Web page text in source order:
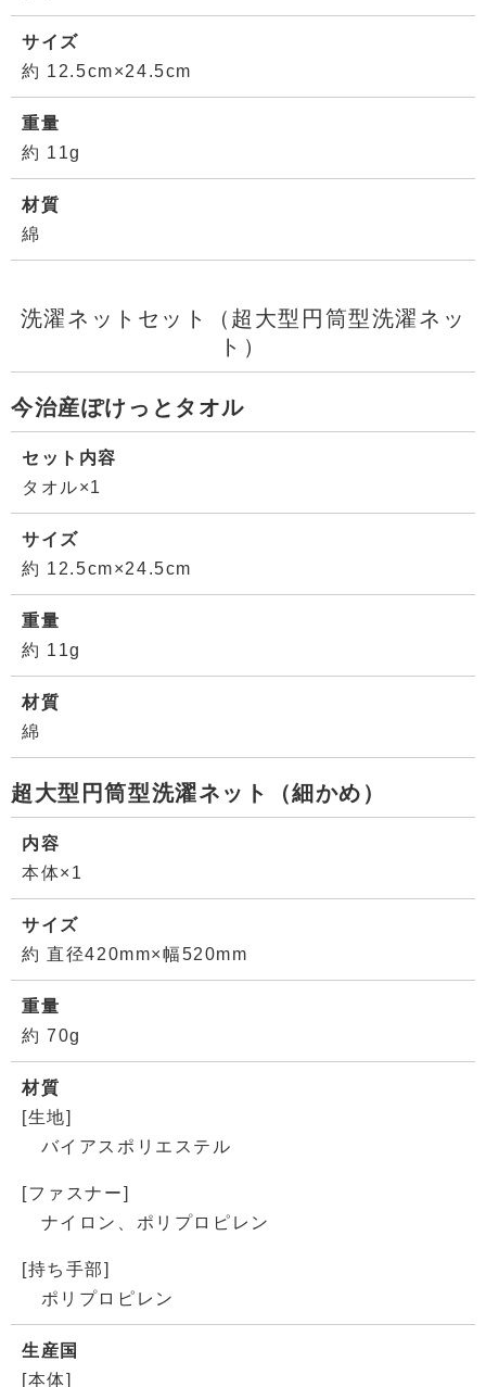
サイズ
約 12.5cm×24.5cm
重量
約 11g
材質
綿
洗濯ネットセット（超大型円筒型洗濯ネッ
ト）
今治産ぽけっとタオル
セット内容
タオル×1
サイズ
約 12.5cm×24.5cm
重量
約 11g
材質
綿
超大型円筒型洗濯ネット（細かめ）
内容
本体×1
サイズ
約 直径420mm×幅520mm
重量
約 70g
材質
[生地]
バイアスポリエステル
[ファスナー]
ナイロン、ポリプロピレン
[持ち手部]
ポリプロピレン
生産国
[本体]